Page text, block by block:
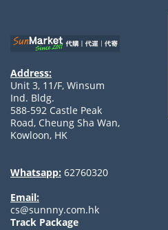
Address:
Unit 3, 11/F, Winsum
Ind. Bldg.
588-592 Castle Peak
Road, Cheung Sha Wan,
Kowloon, HK
Whatsapp: 62760320
Email:
cs@sunnny.com.hk
Track Package